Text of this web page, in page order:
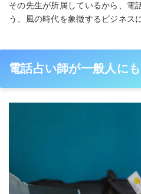
その先生が所属しているから、電
う、風の時代を象徴するビジネス
電話占い師が一般人に